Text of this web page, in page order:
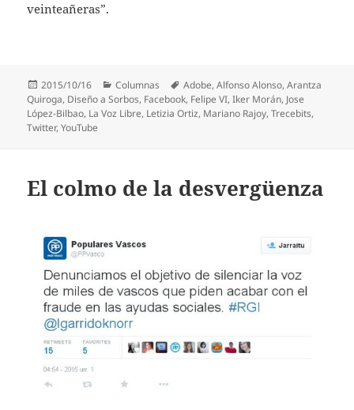
veinteañeras”.
Publicado
el
2015/10/16 Categorías
Columnas Etiquetas
Adobe,Alfonso Alonso,Arantza
Quiroga, Diseño a Sorbos, Facebook, Felipe VI,Iker Morán, Jose
López-Bilbao, La Voz Libre, Letizia Ortiz, Mariano Rajoy,Trecebits,
Twitter,YouTube
El colmo de la desvergüenza